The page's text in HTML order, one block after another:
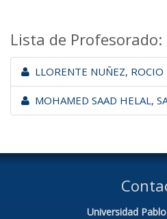
Lista de Profesorado:
LLORENTE NUÑEZ, ROCIO
MOHAMED SAAD HELAL,
Universidad